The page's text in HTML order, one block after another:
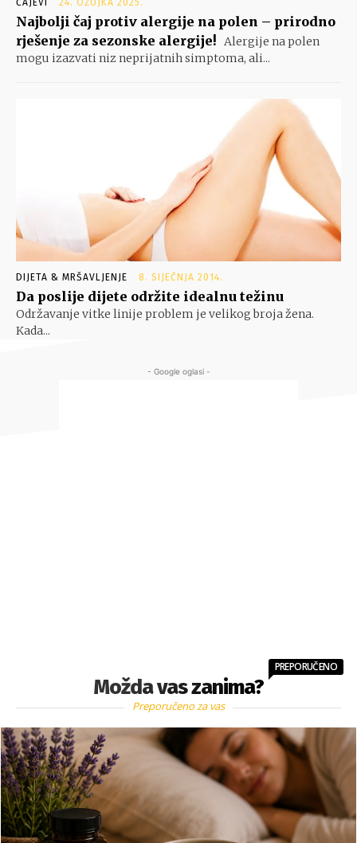
ČAJEVI 24. OŽUJKA 2025.
Najbolji čaj protiv alergije na polen – prirodno
rješenje za sezonske alergije! Alergije na polen
mogu izazvati niz neprijatnih simptoma, ali...
DIJETA & MRŠAVLJENJE 8. SIJEČNJA 2014.
Da poslije dijete održite idealnu težinu
Održavanje vitke linije problem je velikog broja žena.
Kada...
- Google oglasi -
Možda vas zanima?
PREPORUČENO
Preporučeno za vas